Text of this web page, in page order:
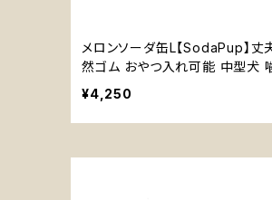
メロンソーダ缶L【SodaPup】丈
然ゴム おやつ入れ可能 中型犬
もちゃ 知育玩具
¥4,250